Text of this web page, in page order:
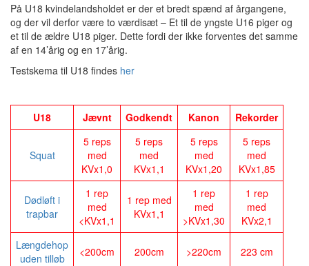
På U18 kvindelandsholdet er der et bredt spænd af årgangene,
og der vil derfor være to værdisæt – Et til de yngste U16 piger og
et til de ældre U18 piger. Dette fordi der ikke forventes det samme
af en 14’årig og en 17’årig.
Testskema til U18 findes her
U18 Jævnt Godkendt Kanon Rekorder
Squat
5 reps
med
KVx1,0
5 reps
med
KVx1,1
5 reps
med
KVx1,20
5 reps
med
KVx1,85
Dødløft i
trapbar
1 rep
med
<KVx1,1
1 rep med
KVx1,1
1 rep
med
>KVx1,30
1 rep
med
KVx2,1
Længdehop
uden tilløb
<200cm 200cm >220cm 223 cm